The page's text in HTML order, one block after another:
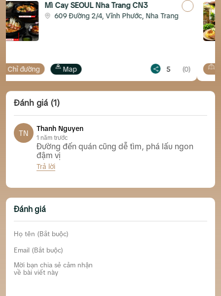
Mì gói thêm 5.000đ
Trang CN3
Phước, Nha Trang
5 (0)
Cơm Gà (Lẩu Gà Lá
9D Pasteur,
Tiktok
Đánh giá (1)
TN
Thanh Nguyen
1 năm trước
Đường đến quán cũng dễ tìm, phá lấu ngon
đậm vị
Trả lời
Đánh giá